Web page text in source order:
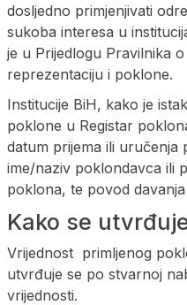
dosljedno primjenjivati
sukoba interesa u
je u Prijedlogu Pravilnika
reprezentaciju i poklone.
Institucije BiH, kako je
poklone u Registar
datum prijema ili
ime/naziv poklondavca ili
poklona, te povod
Kako se
Vrijednost primljenog
utvrđuje se po stvarnoj
vrijednosti.